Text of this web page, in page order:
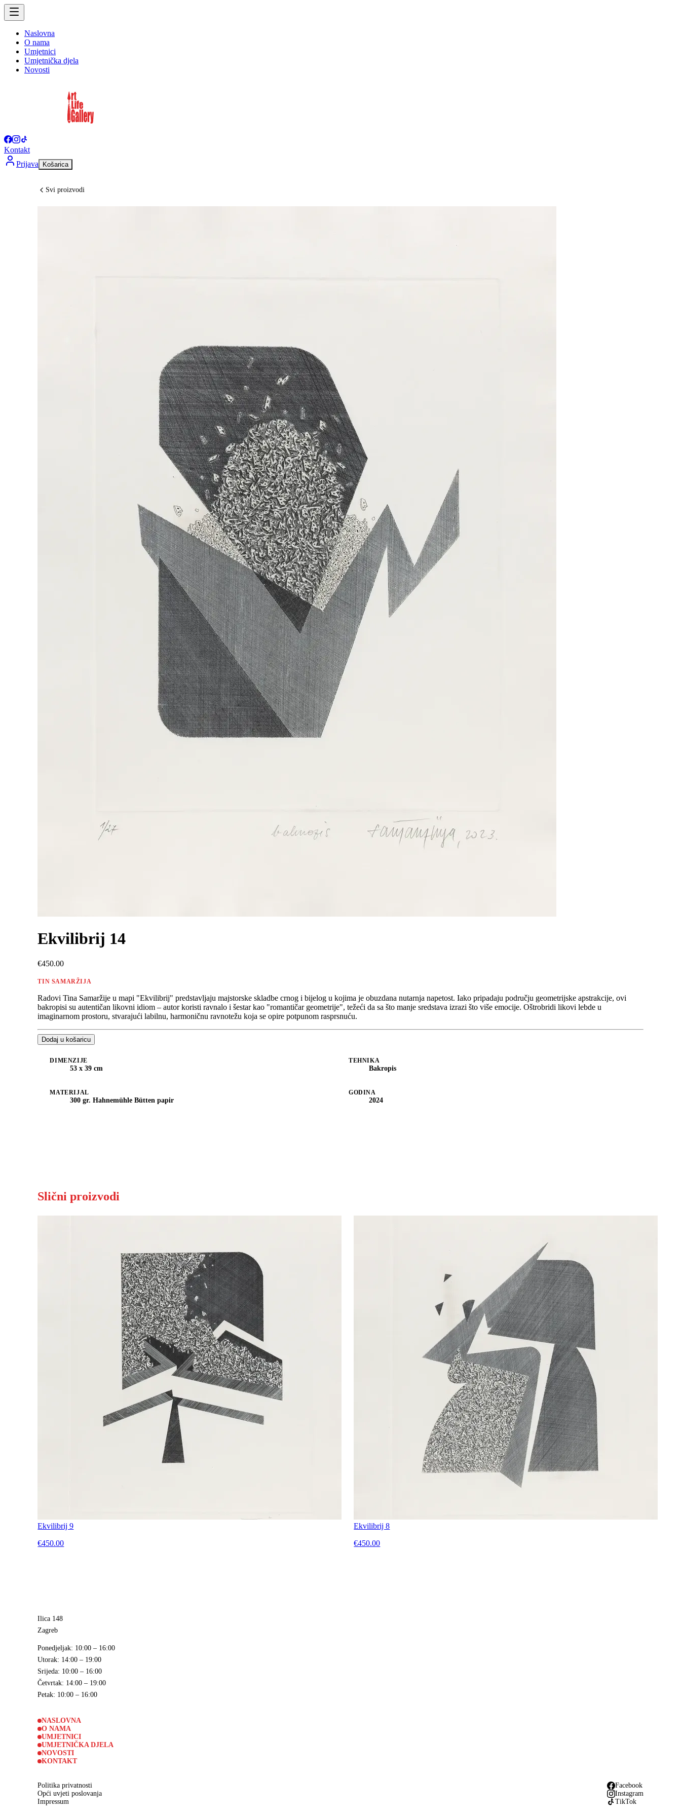
Naslovna
O nama
Umjetnici
Umjetnička djela
Novosti
Kontakt
Prijava
Košarica
Svi proizvodi
Ekvilibrij 14
€450.00
TIN SAMARŽIJA
Radovi Tina Samaržije u mapi "Ekvilibrij" predstavljaju majstorske skladbe crnog i bijelog u kojima je obuzdana nutarnja napetost. Iako pripadaju području geometrijske apstrakcije, ovi
bakropisi su autentičan likovni idiom – autor koristi ravnalo i šestar kao "romantičar geometrije", težeći da sa što manje sredstava izrazi što više emocije. Oštrobridi likovi lebde u
imaginarnom prostoru, stvarajući labilnu, harmoničnu ravnotežu koja se opire potpunom rasprsnuću.
Dodaj u košaricu
DIMENZIJE
53 x 39 cm
TEHNIKA
Bakropis
MATERIJAL
300 gr. Hahnemühle Bütten papir
GODINA
2024
Slični proizvodi
Ekvilibrij 9
€450.00
Ekvilibrij 8
€450.00
Ilica 148
Zagreb
Ponedjeljak: 10:00 – 16:00
Utorak: 14:00 – 19:00
Srijeda: 10:00 – 16:00
Četvrtak: 14:00 – 19:00
Petak: 10:00 – 16:00
NASLOVNA
O NAMA
UMJETNICI
UMJETNIČKA DJELA
NOVOSTI
KONTAKT
Politika privatnosti
Opći uvjeti poslovanja
Impressum
Facebook
Instagram
TikTok